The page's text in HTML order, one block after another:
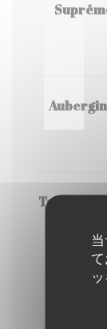
Tartare